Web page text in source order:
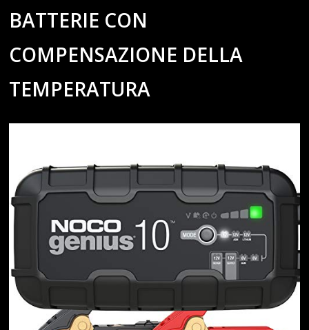
BATTERIE CON
COMPENSAZIONE DELLA
TEMPERATURA